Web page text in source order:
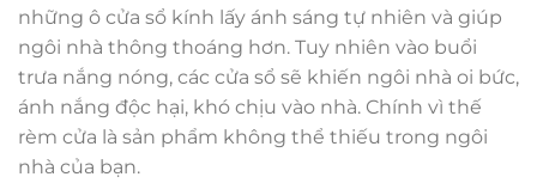
những ô cửa sổ kính lấy ánh sáng tự nhiên và giúp
ngôi nhà thông thoáng hơn. Tuy nhiên vào buổi
trưa nắng nóng, các cửa sổ sẽ khiến ngôi nhà oi bức,
ánh nắng độc hại, khó chịu vào nhà. Chính vì thế
rèm cửa là sản phẩm không thể thiếu trong ngôi
nhà của bạn.